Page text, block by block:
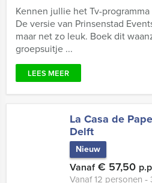
Kennen jullie het Tv-
De versie van Prinsenstad
maar net zo leuk. Boek dit
groepsuitje ...
LEES MEER
La Casa de
Delft
Nieuw
Vanaf€ 57,50
Vanaf 12 personen ‐